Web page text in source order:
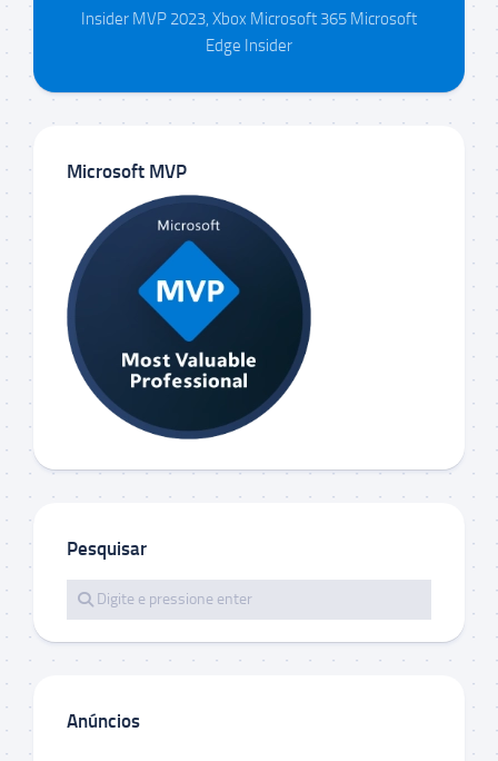
Insider MVP 2023, Xbox Microsoft 365 Microsoft
Edge Insider
Microsoft MVP
Pesquisar
Anúncios